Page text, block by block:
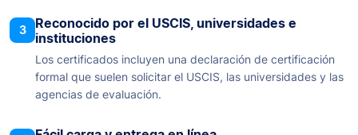
3
Reconocido por el USCIS, universidades e
instituciones
Los certificados incluyen una declaración de certificación
formal que suelen solicitar el USCIS, las universidades y las
agencias de evaluación.